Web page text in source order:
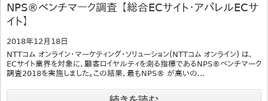
NPS®ベンチマーク調査 【総合ECサイト・アパレルECサ
イト】
2018年12月18日
NTTコム オンライン・マーケティング・ソリューション(NTTコム オンライン) は、
ECサイト業界を対象に、顧客ロイヤルティを測る指標であるNPS®ベンチマーク
調査2018を実施しました。この結果、最もNPS® が高いの...